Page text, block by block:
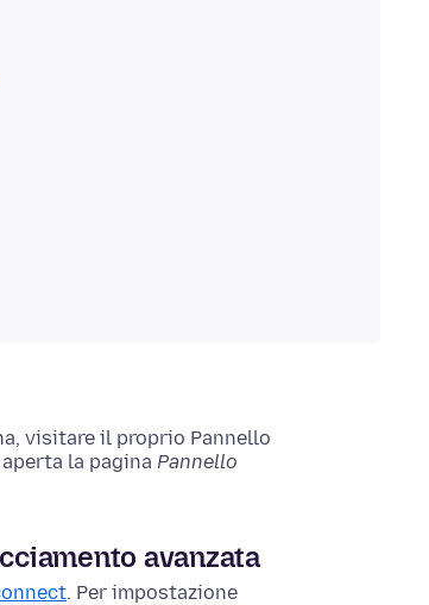
visitare il proprio Pannello
la pagina Pannello
avanzata
. Per impostazione